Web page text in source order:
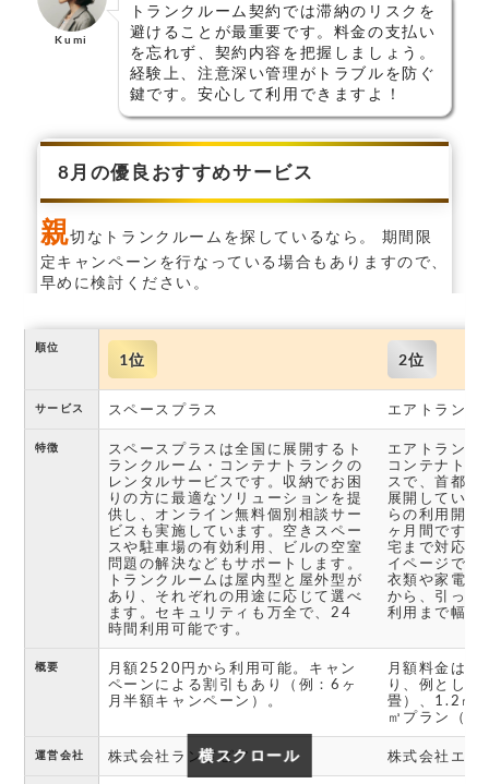
Kumi
トランクルーム契約では滞納のリスクを
避けることが最重要です。料金の支払い
を忘れず、契約内容を把握しましょう。
経験上、注意深い管理がトラブルを防ぐ
鍵です。安心して利用できますよ！
8月の優良おすすめサービス
親切なトランクルームを探しているなら。 期間限
定キャンペーンを行なっている場合もありますので、
早めに検討ください。
順位
1位 2位
サービス スペースプラス エアトランク
特徴
スペースプラスは全国に展開するト
ランクルーム・コンテナトランクの
レンタルサービスです。収納でお困
りの方に最適なソリューションを提
供し、オンライン無料個別相談サー
ビスも実施しています。空きスペー
スや駐車場の有効利用、ビルの空室
問題の解決などもサポートします。
トランクルームは屋内型と屋外型が
あり、それぞれの用途に応じて選べ
ます。セキュリティも万全で、24
時間利用可能です。
エアトランク
コンテナト
スで、首都
展開してい
らの利用開
ヶ月間です。
宅まで対応し
イページで確
衣類や家電、
から、引っ越
利用まで幅広
概要
月額2520円から利用可能。キャン
ペーンによる割引もあり（例：6ヶ
月半額キャンペーン）。
月額料金は
り、例とし
畳）、1.2㎥
㎥プラン（1
運営会社 株式会社ランドピア 株式会社エア
横スクロール
横スクロール